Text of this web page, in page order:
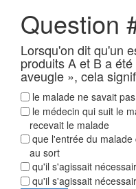
Question
Lorsqu'on dit qu'un
produits A et B a
aveugle », cela
le malade ne savait
le médecin qui suit le
recevait le malade
que l'entrée du
au sort
qu'il s'agissait
qu'il s'agissait